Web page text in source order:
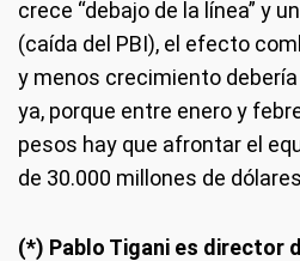
crece “debajo de la línea” y
(caída del PBI), el efecto
y menos crecimiento
ya, porque entre enero y
pesos hay que afrontar el
de 30.000 millones de
(*) Pablo Tigani es director